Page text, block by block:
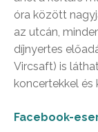
óra között
az utcán,
díjnyertes
Vircsaft) is
koncertekkel és
Facebook-